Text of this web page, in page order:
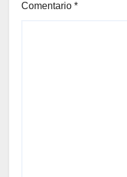
Comentario *